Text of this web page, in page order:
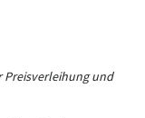
Preisverleihung und